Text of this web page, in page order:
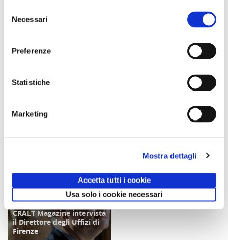
delNecessari
Preferenze
Statistiche
Marketing
Mostra dettagli
Accetta tutti i cookie
Usa solo i cookie necessari
il Direttore del Museo
Un Cralt Magazine tutto al
28/02/23
COPERTINA
CRALT Magazine intervista
il Direttore degli Uffizi di
Firenze